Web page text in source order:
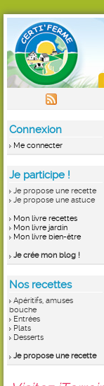
Connexion
Me connecter
Je participe !
Je propose une recette
Je propose une astuce
Mon livre recettes
Mon livre jardin
Mon livre bien-être
Je crée mon blog !
Nos recettes
Apéritifs, amuses
bouche
Entrées
Plats
Desserts
Je propose une recette